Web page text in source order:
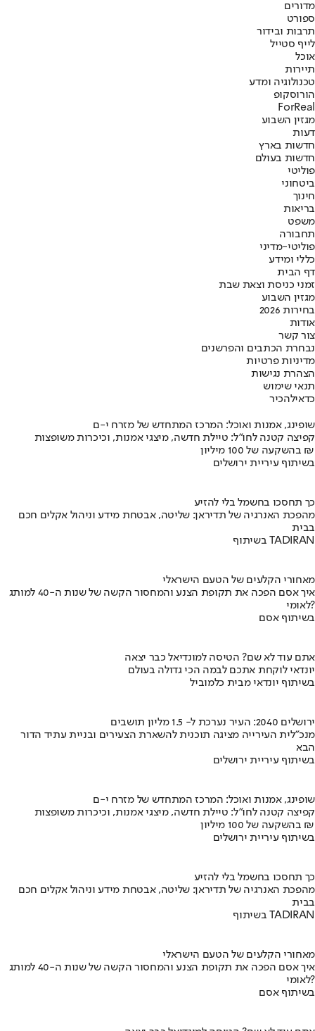
מדורים
ספורט
תרבות ובידור
לייף סטייל
אוכל
תיירות
טכנולוגיה ומדע
הורוסקופ
ForReal
מגזין השבוע
דעות
חדשות בארץ
חדשות בעולם
פוליטי
ביטחוני
חינוך
בריאות
משפט
תחבורה
פוליטי-מדיני
כללי ומידע
דף הבית
זמני כניסת וצאת שבת
מגזין השבוע
בחירות 2026
אודות
צור קשר
נבחרת הכתבים והפרשנים
מדיניות פרטיות
הצהרת נגישות
תנאי שימוש
כדאילהכיר
שופינג, אמנות ואוכל: המרכז המתחדש של מזרח י-ם
קפיצה קטנה לחו"ל: טיילת חדשה, מיצגי אמנות, וכיכרות משופצות
בהשקעה של 100 מיליון ₪
בשיתוף עיריית ירושלים
כך תחסכו בחשמל בלי להזיע
מהפכת האנרגיה של תדיראן: שליטה, אבטחת מידע וניהול אקלים חכם
בבית
בשיתוף TADIRAN
מאחורי הקלעים של הטעם הישראלי
איך אסם הפכה את תקופת הצנע והמחסור הקשה של שנות ה-40 למותג
לאומי?
בשיתוף אסם
אתם עוד לא שם? הטיסה למונדיאל כבר יצאה
יונדאי לוקחת אתכם לבמה הכי גדולה בעולם
בשיתוף יונדאי מבית כלמוביל
ירושלים 2040: העיר נערכת ל- 1.5 מליון תושבים
מנכ"לית העירייה מציגה תוכנית להשארת הצעירים ובניית עתיד הדור
הבא
בשיתוף עיריית ירושלים
שופינג, אמנות ואוכל: המרכז המתחדש של מזרח י-ם
קפיצה קטנה לחו"ל: טיילת חדשה, מיצגי אמנות, וכיכרות משופצות
בהשקעה של 100 מיליון ₪
בשיתוף עיריית ירושלים
כך תחסכו בחשמל בלי להזיע
מהפכת האנרגיה של תדיראן: שליטה, אבטחת מידע וניהול אקלים חכם
בבית
בשיתוף TADIRAN
מאחורי הקלעים של הטעם הישראלי
איך אסם הפכה את תקופת הצנע והמחסור הקשה של שנות ה-40 למותג
לאומי?
בשיתוף אסם